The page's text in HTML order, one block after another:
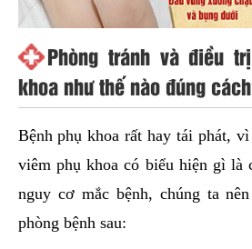
Phòng tránh và điều
khoa như thế nào đúng
Bệnh phụ khoa rất hay tái phát,
viêm phụ khoa có biểu hiện gì là
nguy cơ mắc bệnh, chúng ta
phòng bệnh sau: